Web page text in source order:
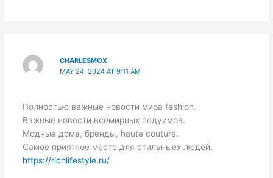
CHARLESMOX
MAY 24, 2024 AT 9:11 AM
Полностью важные новости мира fashion.
Важные новости всемирных подуимов.
Модные дома, бренды, haute couture.
Самое приятное место для стильныех людей.
https://richlifestyle.ru/